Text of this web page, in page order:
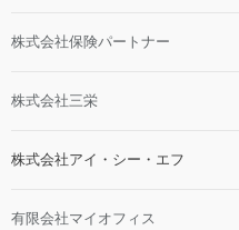
株式会社保険パートナー
株式会社三栄
株式会社アイ・シー・エフ
有限会社マイオフィス